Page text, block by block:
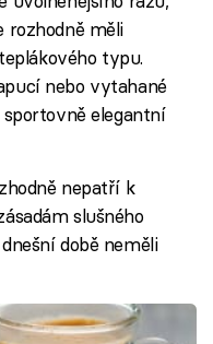
rozhodně měli
typu.
nebo vytahané
elegantní
nepatří k
slušného
době neměli